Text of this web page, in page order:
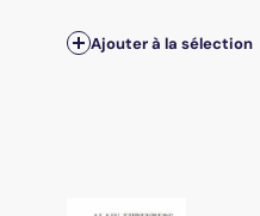
Ajouter à la sélection